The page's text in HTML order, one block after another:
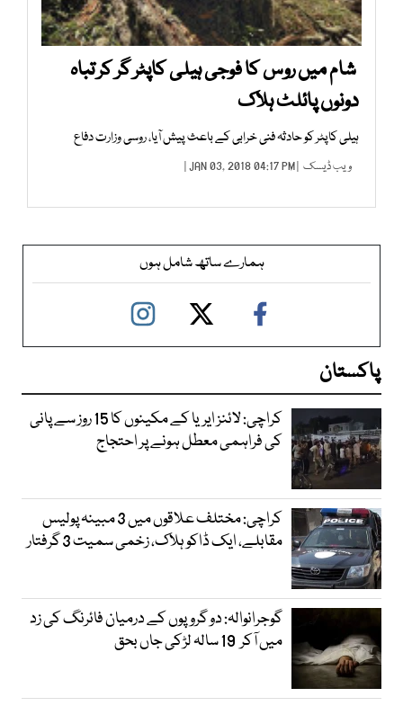
شام میں روس کا فوجی ہیلی کاپٹر گر کر تباہ
دونوں پائلٹ ہلاک
ہیلی کاپٹر کو حادثہ فنی خرابی کے باعث پیش آیا، روسی وزارت دفاع
ویب ڈیسک | JAN 03, 2018 04:17 PM |
ہمارے ساتھ شامل ہوں
پاکستان
کراچی: لائنز ایریا کے مکینوں کا 15 روز سے پانی
کی فراہمی معطل ہونے پر احتجاج
کراچی: مختلف علاقوں میں 3 مبینہ پولیس
مقابلے، ایک ڈاکو ہلاک، زخمی سمیت 3 گرفتار
گوجرانوالہ: دو گروپوں کے درمیان فائرنگ کی زد
میں آکر 19 سالہ لڑکی جاں بحق